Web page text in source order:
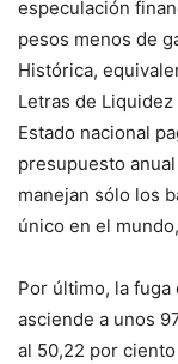
especulación
pesos menos de
Histórica,
Letras de
Estado nacional
presupuesto
manejan sólo los
único en el
Por último, la
asciende a unos
al 50,22 por